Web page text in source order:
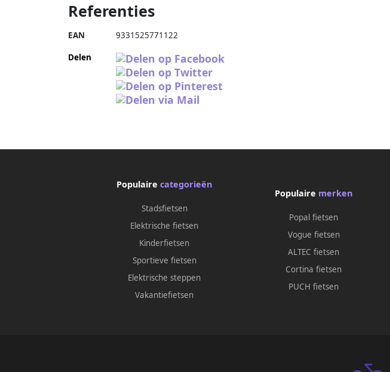
Referenties
EAN 9331525771122
Delen
Populairecategorieën
Stadsfietsen
Elektrische fietsen
Kinderfietsen
Sportieve fietsen
Elektrische steppen
Vakantiefietsen
Populaire merken
Popal fietsen
Vogue fietsen
ALTEC fietsen
Cortina fietsen
PUCH fietsen